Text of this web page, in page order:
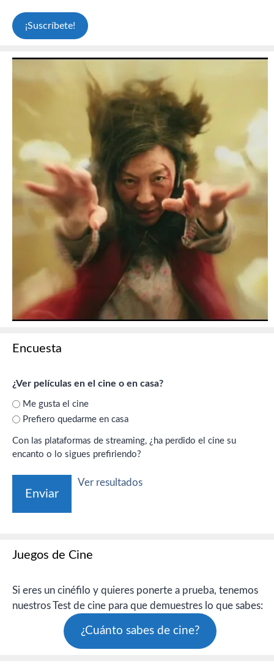
Encuesta
¿Ver películas en el cine o en casa?
Me gusta el cine
Prefiero quedarme en casa
Con las plataformas de streaming, ¿ha perdido el cine su
encanto o lo sigues prefiriendo?
Ver resultados
Juegos de Cine
Si eres un cinéfilo y quieres ponerte a prueba, tenemos
nuestros Test de cine para que demuestres lo que sabes:
¿Cuánto sabes de cine?